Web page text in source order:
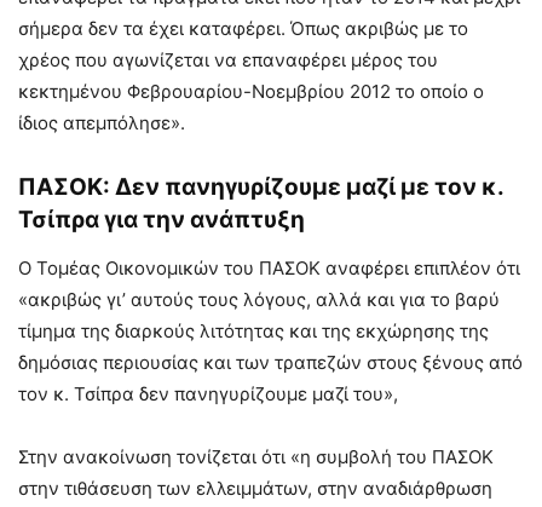
σήμερα δεν τα έχει καταφέρει. Όπως ακριβώς με το
χρέος που αγωνίζεται να επαναφέρει μέρος του
κεκτημένου Φεβρουαρίου-Νοεμβρίου 2012 το οποίο ο
ίδιος απεμπόλησε».
ΠΑΣΟΚ: Δεν πανηγυρίζουμε μαζί με τον κ.
Τσίπρα για την ανάπτυξη
Ο Τομέας Οικονομικών του ΠΑΣΟΚ αναφέρει επιπλέον ότι
«ακριβώς γι’ αυτούς τους λόγους, αλλά και για το βαρύ
τίμημα της διαρκούς λιτότητας και της εκχώρησης της
δημόσιας περιουσίας και των τραπεζών στους ξένους από
τον κ. Τσίπρα δεν πανηγυρίζουμε μαζί του»,
Στην ανακοίνωση τονίζεται ότι «η συμβολή του ΠΑΣΟΚ
στην τιθάσευση των ελλειμμάτων, στην αναδιάρθρωση